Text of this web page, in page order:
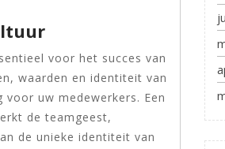
voor het succes van
waarden en identiteit van
uw medewerkers. Een
de teamgeest,
de unieke identiteit van